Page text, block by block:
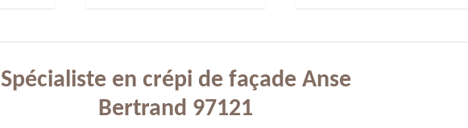
Spécialiste en crépi de façade Anse
Bertrand 97121